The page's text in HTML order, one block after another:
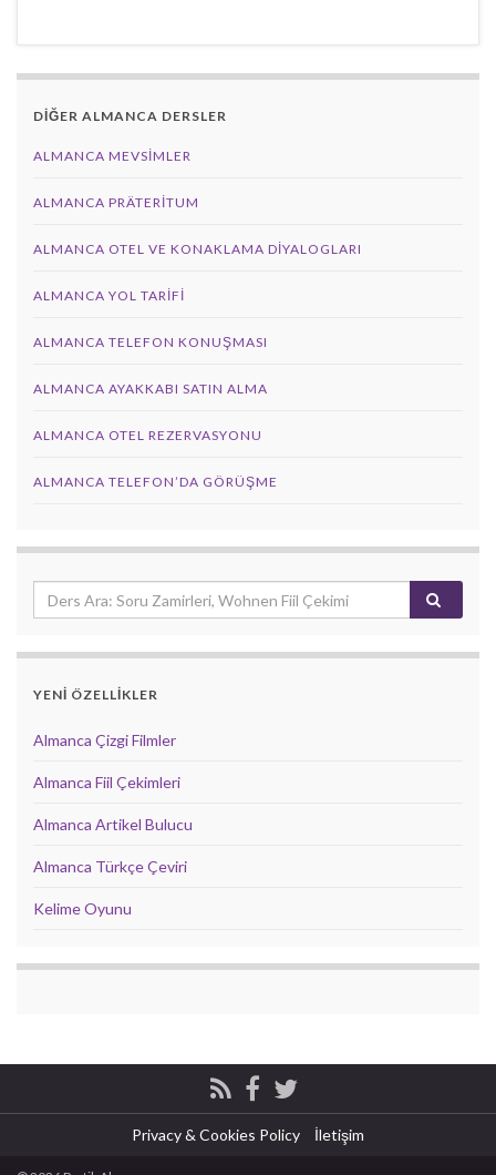
DİĞER ALMANCA DERSLER
ALMANCA MEVSIMLER
ALMANCA PRÄTERITUM
ALMANCA OTEL VE KONAKLAMA DIYALOGLARI
ALMANCA YOL TARIFI
ALMANCA TELEFON KONUŞMASI
ALMANCA AYAKKABI SATIN ALMA
ALMANCA OTEL REZERVASYONU
ALMANCA TELEFON’DA GÖRÜŞME
YENİ ÖZELLİKLER
Almanca Çizgi Filmler
Almanca Fiil Çekimleri
Almanca Artikel Bulucu
Almanca Türkçe Çeviri
Kelime Oyunu
Privacy & Cookies Policy İletişim